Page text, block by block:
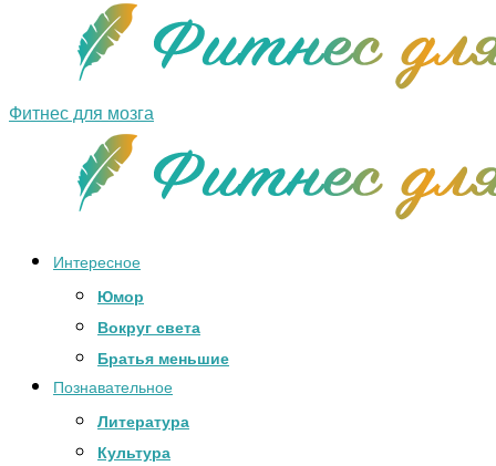
Фитнес для мозга
Интересное
Юмор
Вокруг света
Братья меньшие
Познавательное
Литература
Культура